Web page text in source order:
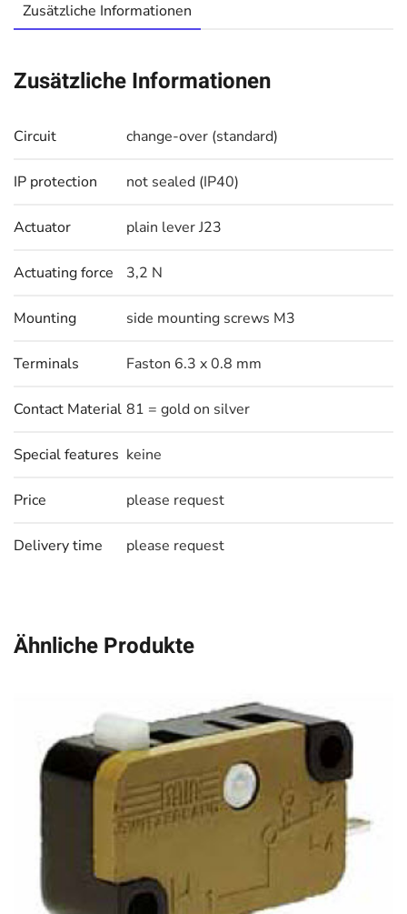
Zusätzliche Informationen
Zusätzliche Informationen
Circuit change-over (standard)
IP protection not sealed (IP40)
Actuator plain lever J23
Actuating force 3,2 N
Mounting side mounting screws M3
Terminals Faston 6.3 x 0.8 mm
Contact Material 81 = gold on silver
Special features keine
Price please request
Delivery time please request
Ähnliche Produkte